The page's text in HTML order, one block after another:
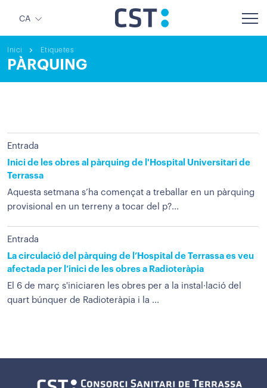
CA
Inici Etiquetes
PÀRQUING
Entrada
Inici de les obres al pàrquing de l'Hospital Universitari de
Terrassa
Aquesta setmana s’ha començat a treballar en un pàrquing
provisional en un terreny a tocar del p?...
Entrada
La circulació del pàrquing de l’Hospital de Terrassa es veu
afectada per l’inici de les obres a Radioteràpia
El 6 de març s'iniciaren les obres per a la instal·lació del
quart búnquer de Radioteràpia i la ...